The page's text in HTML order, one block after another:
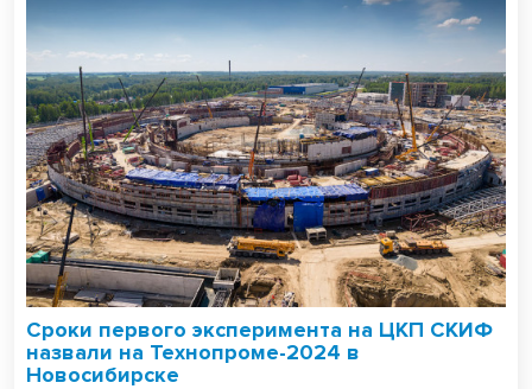
Сроки первого эксперимента на ЦКП СКИФ
назвали на Технопроме-2024 в
Новосибирске